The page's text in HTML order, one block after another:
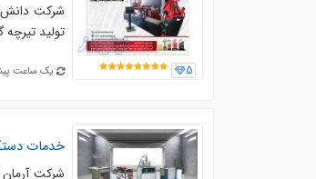
5
شرکت دانش
تولید تیرچه گیربکسی با
یک ساعت
خدمات